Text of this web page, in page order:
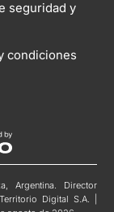
seguridad y
condiciones
Argentina. Director
Digital S.A. |